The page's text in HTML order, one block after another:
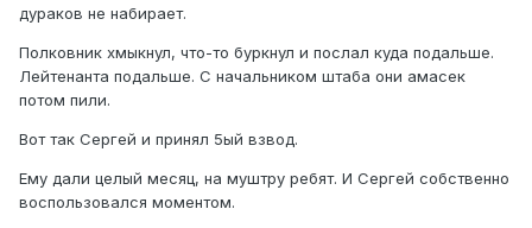
дураков не набирает.
Полковник хмыкнул, что-то буркнул и послал куда подальше.
Лейтенанта подальше. С начальником штаба они амасек
потом пили.
Вот так Сергей и принял 5ый взвод.
Ему дали целый месяц, на муштру ребят. И Сергей собственно
воспользовался моментом.